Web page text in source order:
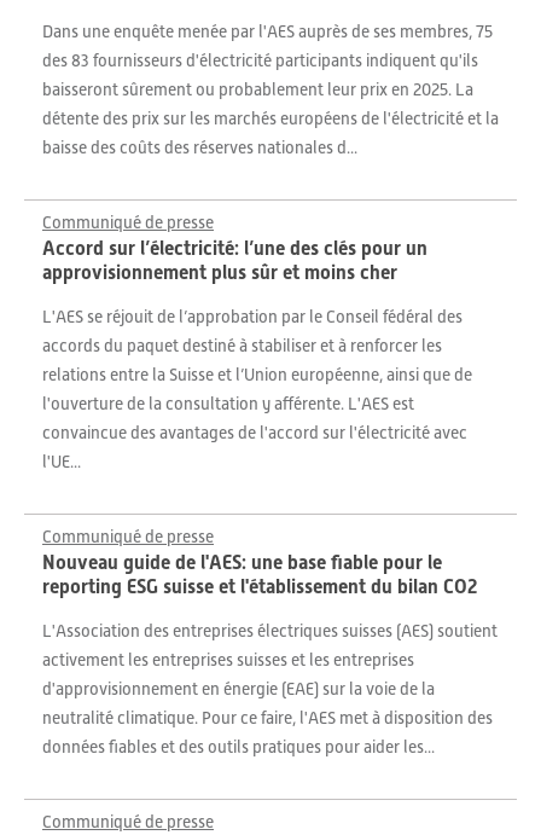
Dans une enquête menée par l'AES auprès de ses membres, 75
des 83 fournisseurs d'électricité participants indiquent qu'ils
baisseront sûrement ou probablement leur prix en 2025. La
détente des prix sur les marchés européens de l'électricité et la
baisse des coûts des réserves nationales d...
Communiqué de presse
Accord sur l’électricité: l’une des clés pour un
approvisionnement plus sûr et moins cher
L'AES se réjouit de l’approbation par le Conseil fédéral des
accords du paquet destiné à stabiliser et à renforcer les
relations entre la Suisse et l’Union européenne, ainsi que de
l'ouverture de la consultation y afférente. L'AES est
convaincue des avantages de l'accord sur l'électricité avec
l'UE...
Communiqué de presse
Nouveau guide de l'AES: une base fiable pour le
reporting ESG suisse et l'établissement du bilan CO2
L'Association des entreprises électriques suisses (AES) soutient
activement les entreprises suisses et les entreprises
d'approvisionnement en énergie (EAE) sur la voie de la
neutralité climatique. Pour ce faire, l'AES met à disposition des
données fiables et des outils pratiques pour aider les...
Communiqué de presse